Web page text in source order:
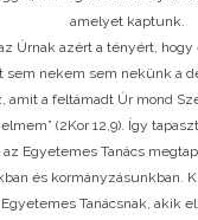
amelyet kaptunk.
Úrnak azért a tényért,
sem nekem sem nekünk a
amit a feltámadt Úr mond
(2Kor 12,9). Így
Egyetemes Tanács
és kormányzásunkban.
Tanácsnak, akik